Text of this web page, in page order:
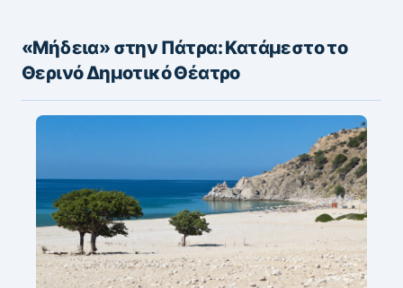
«Μήδεια» στην Πάτρα: Κατάμεστο το
Θερινό Δημοτικό Θέατρο